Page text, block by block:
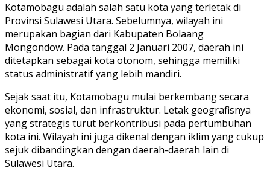
Kotamobagu adalah salah satu kota yang terletak di
Provinsi Sulawesi Utara. Sebelumnya, wilayah ini
merupakan bagian dari Kabupaten Bolaang
Mongondow. Pada tanggal 2 Januari 2007, daerah ini
ditetapkan sebagai kota otonom, sehingga memiliki
status administratif yang lebih mandiri.
Sejak saat itu, Kotamobagu mulai berkembang secara
ekonomi, sosial, dan infrastruktur. Letak geografisnya
yang strategis turut berkontribusi pada pertumbuhan
kota ini. Wilayah ini juga dikenal dengan iklim yang cukup
sejuk dibandingkan dengan daerah-daerah lain di
Sulawesi Utara.